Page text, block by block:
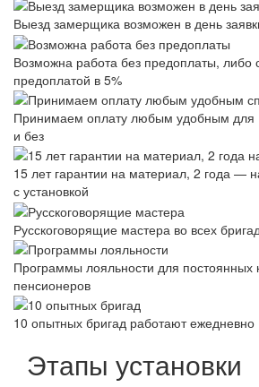
Выезд замерщика возможен в день
Возможна работа без предоплаты, либо
предоплатой в 5%
Принимаем оплату любым удобным для
и без
15 лет гарантии на материал, 2 года —
с установкой
Русскоговорящие мастера во всех
Программы лояльности для постоянных
пенсионеров
10 опытных бригад работают ежедневно
Этапы установки